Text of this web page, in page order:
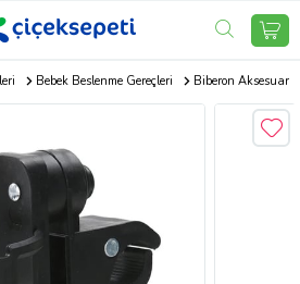
Bebek Beslenme Gereçleri Biberon Aksesuar